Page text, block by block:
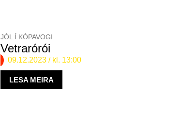
JÓL Í KÓPAVOGI
Vetrarórói
09.12.2023/ kl. 13:00
LESA MEIRA